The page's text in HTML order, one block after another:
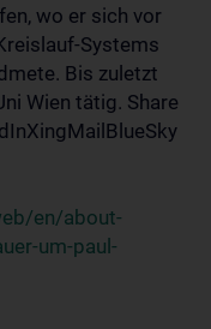
wo er sich vor
Systems
Bis zuletzt
Wien tätig. Share
en/about-
um-paul-